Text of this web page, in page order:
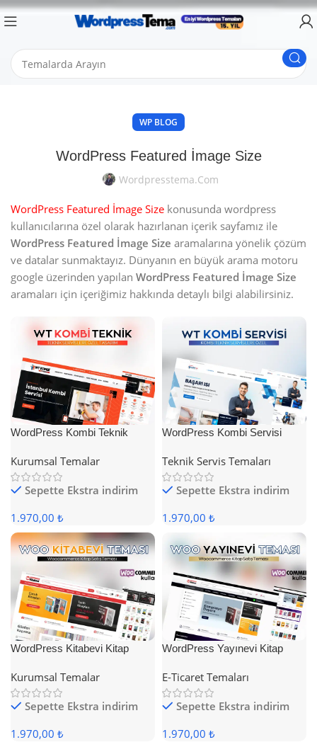
WP BLOG
WordPress Featured İmage Size
Wordpresstema.com
WordPress Featured İmage Size konusunda wordpress
kullanıcılarına özel olarak hazırlanan içerik sayfamız ile
WordPress Featured İmage Size aramalarına yönelik çözüm
ve datalar sunmaktayız. Dünyanın en büyük arama motoru
google üzerinden yapılan WordPress Featured İmage Size
aramaları için içeriğimiz hakkında detaylı bilgi alabilirsiniz.
WordPress Kombi Teknik
Kurumsal Temalar
Sepette Ekstra indirim
1.970,00 ₺
WordPress Kombi Servisi
Teknik Servis Temaları
Sepette Ekstra indirim
1.970,00 ₺
WordPress Kitabevi Kitap
Kurumsal Temalar
Sepette Ekstra indirim
1.970,00 ₺
WordPress Yayınevi Kitap
E-Ticaret Temaları
Sepette Ekstra indirim
1.970,00 ₺